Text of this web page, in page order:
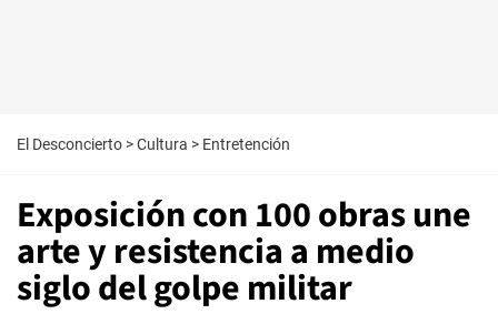
El Desconcierto >Cultura > Entretención
Exposición con 100 obras une
arte y resistencia a medio
siglo del golpe militar